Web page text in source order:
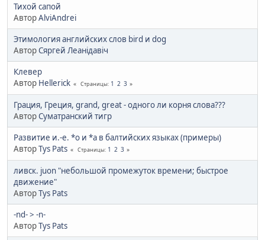
Тихой сапой
АвторAlviAndrei
Этимология английских слов bird и dog
АвторСяргей Леанідавіч
Клевер
Автор Hellerick Страницы 1 2 3
Грация, Греция, grand, great - одного ли корня слова???
АвторСуматранский тигр
Развитие и.-е. *o и *а в балтийских языках (примеры)
АвторTys Pats Страницы 1 2 3
ливск. juon "небольшой промежуток времени; быстрое
движение"
АвторTys Pats
-nd- > -n-
АвторTys Pats